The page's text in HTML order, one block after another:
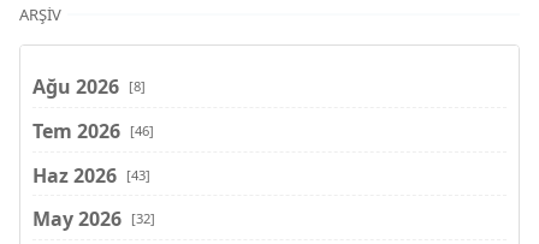
ARŞIV
Ağu 2026 [8]
Tem 2026 [46]
Haz 2026 [43]
May 2026 [32]